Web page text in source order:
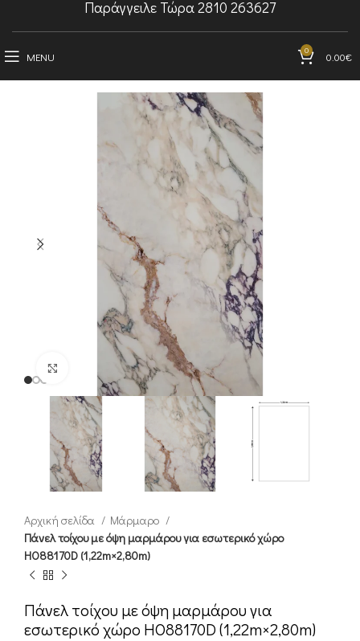
Παράγγειλε Τώρα 2810 263627
MENU 0 0.00€
Click to enlarge
Αρχική σελίδα
Μάρμαρο
Πάνελ τοίχου με όψη μαρμάρου για εσωτερικό χώρο
HO88170D (1,22m×2,80m)
Πάνελ τοίχου με όψη μαρμάρου για
εσωτερικό χώρο HO88170D (1,22m×2,80m)